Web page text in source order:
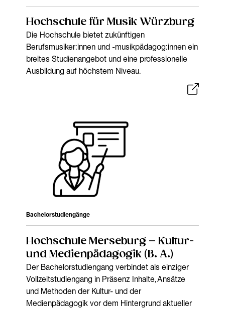
Hochschule für Musik Würzburg
Die Hochschule bietet zukünftigen
Berufsmusiker:innen und -musikpädagog:innen ein
breites Studienangebot und eine professionelle
Ausbildung auf höchstem Niveau.
Bachelorstudiengänge
Hochschule Merseburg – Kultur-
und Medienpädagogik (B. A.)
Der Bachelorstudiengang verbindet als einziger
Vollzeitstudiengang in Präsenz Inhalte, Ansätze
und Methoden der Kultur- und der
Medienpädagogik vor dem Hintergrund aktueller